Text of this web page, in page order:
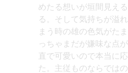
めたる想いが垣間見え
る。そして気持ちが溢
まう時の雄の色気がた
っちゃまだが嫌味な点
直で可愛いので本当に
た。‪主従ものならでは